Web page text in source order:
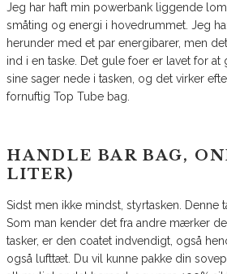
Jeg har haft min powerbank liggende
småting og energi i hovedrummet. Jeg
herunder med et par energibarer, men
ind i en taske. Det gule foer er lavet for
sine sager nede i tasken, og det virker
fornuftig Top Tube bag.
HANDLE BAR BAG,
LITER)
Sidst men ikke mindst, styrtasken. Denne
Som man kender det fra andre mærker
tasker, er den coatet indvendigt, også
også lufttæt. Du vil kunne pakke din